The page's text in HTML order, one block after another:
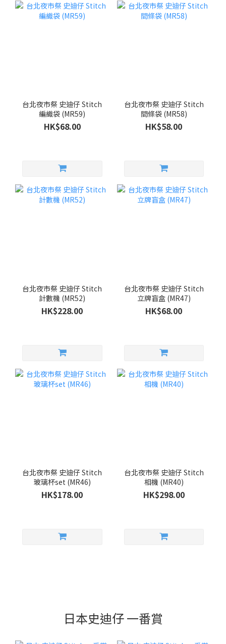
台北夜市祭 史迪仔 Stitch
編織袋 (MR59)
HK$68.00
台北夜市祭 史迪仔 Stitch
間條袋 (MR58)
HK$58.00
台北夜市祭 史迪仔 Stitch
計數機 (MR52)
HK$228.00
台北夜市祭 史迪仔 Stitch
立牌盲盒 (MR47)
HK$68.00
台北夜市祭 史迪仔 Stitch
玻璃杯set (MR46)
HK$178.00
台北夜市祭 史迪仔 Stitch
相機 (MR40)
HK$298.00
日本史迪仔 一番賞